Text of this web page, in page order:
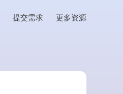
提交需求 更多资源